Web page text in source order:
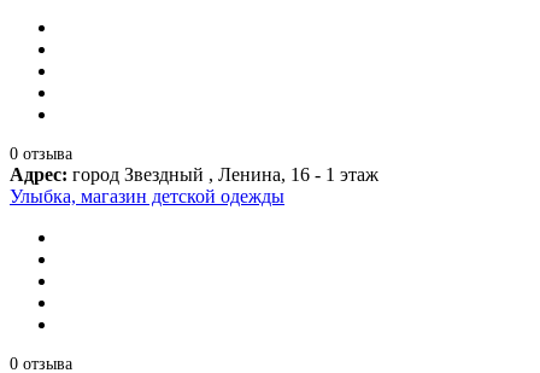
0 отзыва
Адрес: город Звездный , Ленина, 16 - 1 этаж
Улыбка, магазин детской одежды
0 отзыва